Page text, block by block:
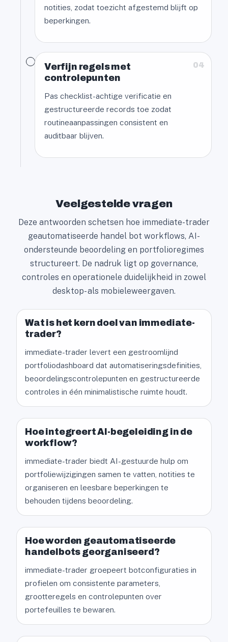
notities, zodat toezicht afgestemd blijft op
beperkingen.
04
Verfijn regels met
controlepunten
Pas checklist-achtige verificatie en
gestructureerde records toe zodat
routineaanpassingen consistent en
auditbaar blijven.
Veelgestelde vragen
Deze antwoorden schetsen hoe immediate-trader
geautomatiseerde handel bot workflows, AI-
ondersteunde beoordeling en portfolioregimes
structureert. De nadruk ligt op governance,
controles en operationele duidelijkheid in zowel
desktop- als mobieleweergaven.
Wat is het kern doel van immediate-
trader?
immediate-trader levert een gestroomlijnd
portfoliodashboard dat automatiseringsdefinities,
beoordelingscontrolepunten en gestructureerde
controles in één minimalistische ruimte houdt.
Hoe integreert AI-begeleiding in de
workflow?
immediate-trader biedt AI-gestuurde hulp om
portfoliewijzigingen samen te vatten, notities te
organiseren en leesbare beperkingen te
behouden tijdens beoordeling.
Hoe worden geautomatiseerde
handelbots georganiseerd?
immediate-trader groepeert botconfiguraties in
profielen om consistente parameters,
grootteregels en controlepunten over
portefeuilles te bewaren.